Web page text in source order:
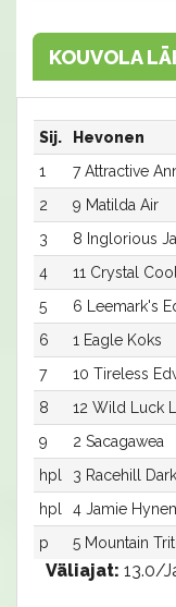
KOUVOLA
Sij. Hevonen
1
7 Attractive
2
9 Matilda Air
3
8 Inglorious
4
11 Crystal
5
6 Leemark's
6
1 Eagle Koks
7
10 Tireless
8
12 Wild Luck
9
2 Sacagawea
hpl
3 Racehill
hpl
4 Jamie
p
5 Mountain
Väliajat: 13.0/